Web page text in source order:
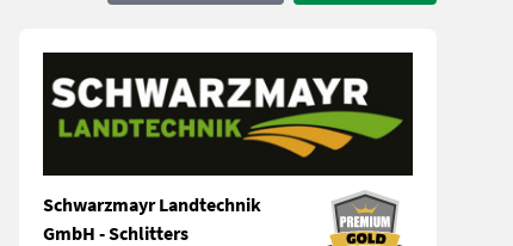
Schwarzmayr Landtechnik
GmbH - Schlitters